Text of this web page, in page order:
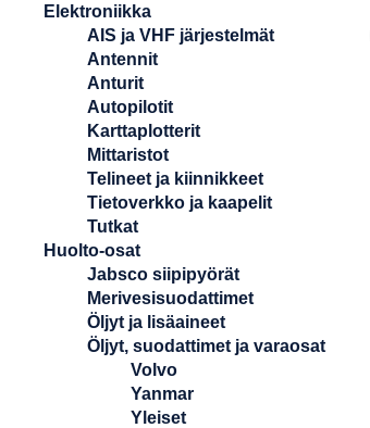
Elektroniikka
AIS ja VHF järjestelmät
Antennit
Anturit
Autopilotit
Karttaplotterit
Mittaristot
Telineet ja kiinnikkeet
Tietoverkko ja kaapelit
Tutkat
Huolto-osat
Jabsco siipipyörät
Merivesisuodattimet
Öljyt ja lisäaineet
Öljyt, suodattimet ja varaosat
Volvo
Yanmar
Yleiset